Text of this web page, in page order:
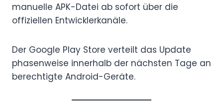
manuelle APK-Datei ab sofort über die
offiziellen Entwicklerkanäle.
Der Google Play Store verteilt das Update
phasenweise innerhalb der nächsten Tage an
berechtigte Android-Geräte.